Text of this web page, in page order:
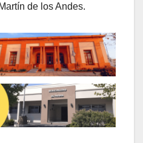
de los Andes.